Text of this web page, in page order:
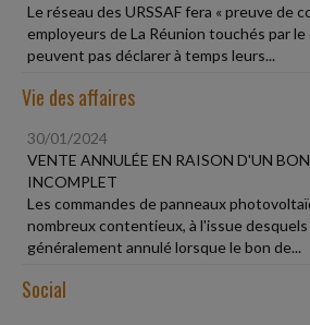
Le réseau des URSSAF fera « preuve de
employeurs de La Réunion touchés par
peuvent pas déclarer à temps leurs...
Vie des affaires
30/01/2024
VENTE ANNULÉE EN RAISON D'UN
INCOMPLET
Les commandes de panneaux
nombreux contentieux, à l'issue
généralement annulé lorsque le bon de...
Social